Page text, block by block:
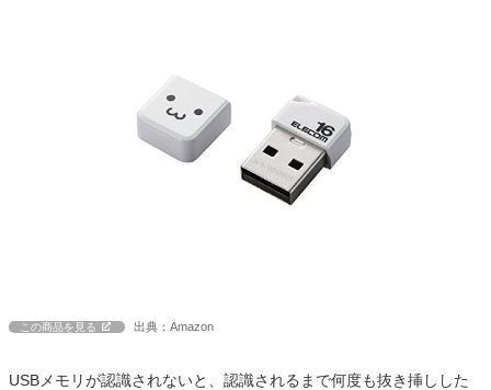
この商品を見る 出典：Amazon
USBメモリが認識されないと、認識されるまで何度も抜き挿しした